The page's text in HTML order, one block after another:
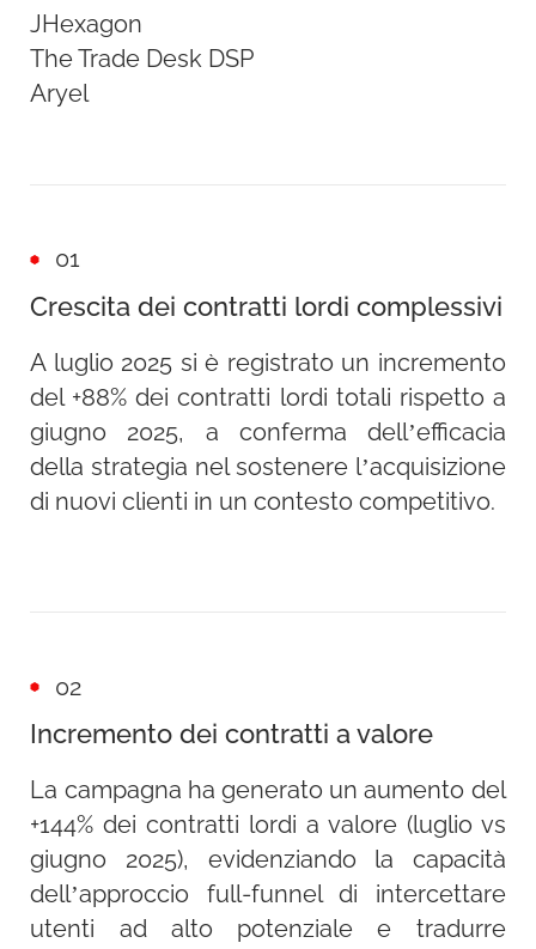
misurazione avanzato, capace di
valorizzare il contributo reale di ciascun
canale lungo la customer journey.
preliminare di mercato, sviluppo creativo
con copy localizzato e attivazione dei
canali attraverso network premium, con
quattro province prioritarie - Piacenza,
Bologna, Modena e Reggio Emilia -
popolazione residente e a uno storico
significativo di ricerche legate al brand
Iren, rilevato tramite la tecnologia
JHexagon.
per ciascuna provincia le aree
caratterizzate da una minore
Iren.
Sviluppo di creatività localizzate ad
alto engagement: i messaggi creativi
sono stati declinati su base territoriale,
JHexagon
The Trade Desk DSP
Aryel
01
Crescita dei contratti lordi complessivi
A luglio 2025 si è registrato un incremento
del +88% dei contratti lordi totali rispetto a
giugno 2025, a conferma dell’efficacia
della strategia nel sostenere l’acquisizione
di nuovi clienti in un contesto competitivo.
02
Incremento dei contratti a valore
La campagna ha generato un aumento del
+144% dei contratti lordi a valore (luglio vs
giugno 2025), evidenziando la capacità
dell’approccio full-funnel di intercettare
utenti ad alto potenziale e tradurre